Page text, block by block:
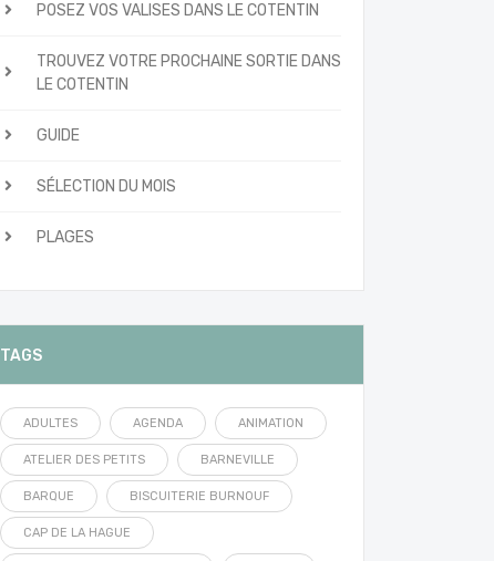
POSEZ VOS VALISES DANS LE COTENTIN
TROUVEZ VOTRE PROCHAINE SORTIE DANS
LE COTENTIN
GUIDE
SÉLECTION DU MOIS
PLAGES
TAGS
ADULTES AGENDA ANIMATION
ATELIER DES PETITS BARNEVILLE
BARQUE BISCUITERIE BURNOUF
CAP DE LA HAGUE